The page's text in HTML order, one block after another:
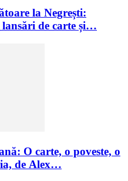
la Negrești:
de carte și…
O carte, o poveste, o
de Alex…